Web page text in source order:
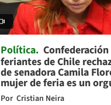
Política Confederación
feriantes de Chile
de senadora Camila
mujer de feria es un
Por Cristian Neira